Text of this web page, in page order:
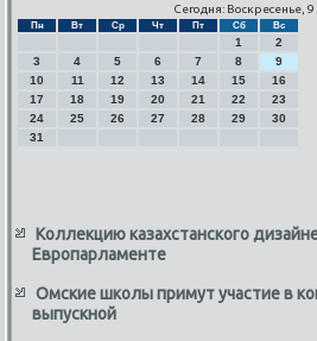
Сегодня: Воскресенье, 9
Пн Вт Ср Чт Пт Сб Вс
1
2
3
4 5 6 7 8
9
10
11 12 13 14 15
16
17
18 19 20 21 22
23
24
25 26 27 28 29
30
31
Коллекцию казахстанского
Европарламенте
Омские школы примут участие в
выпускной